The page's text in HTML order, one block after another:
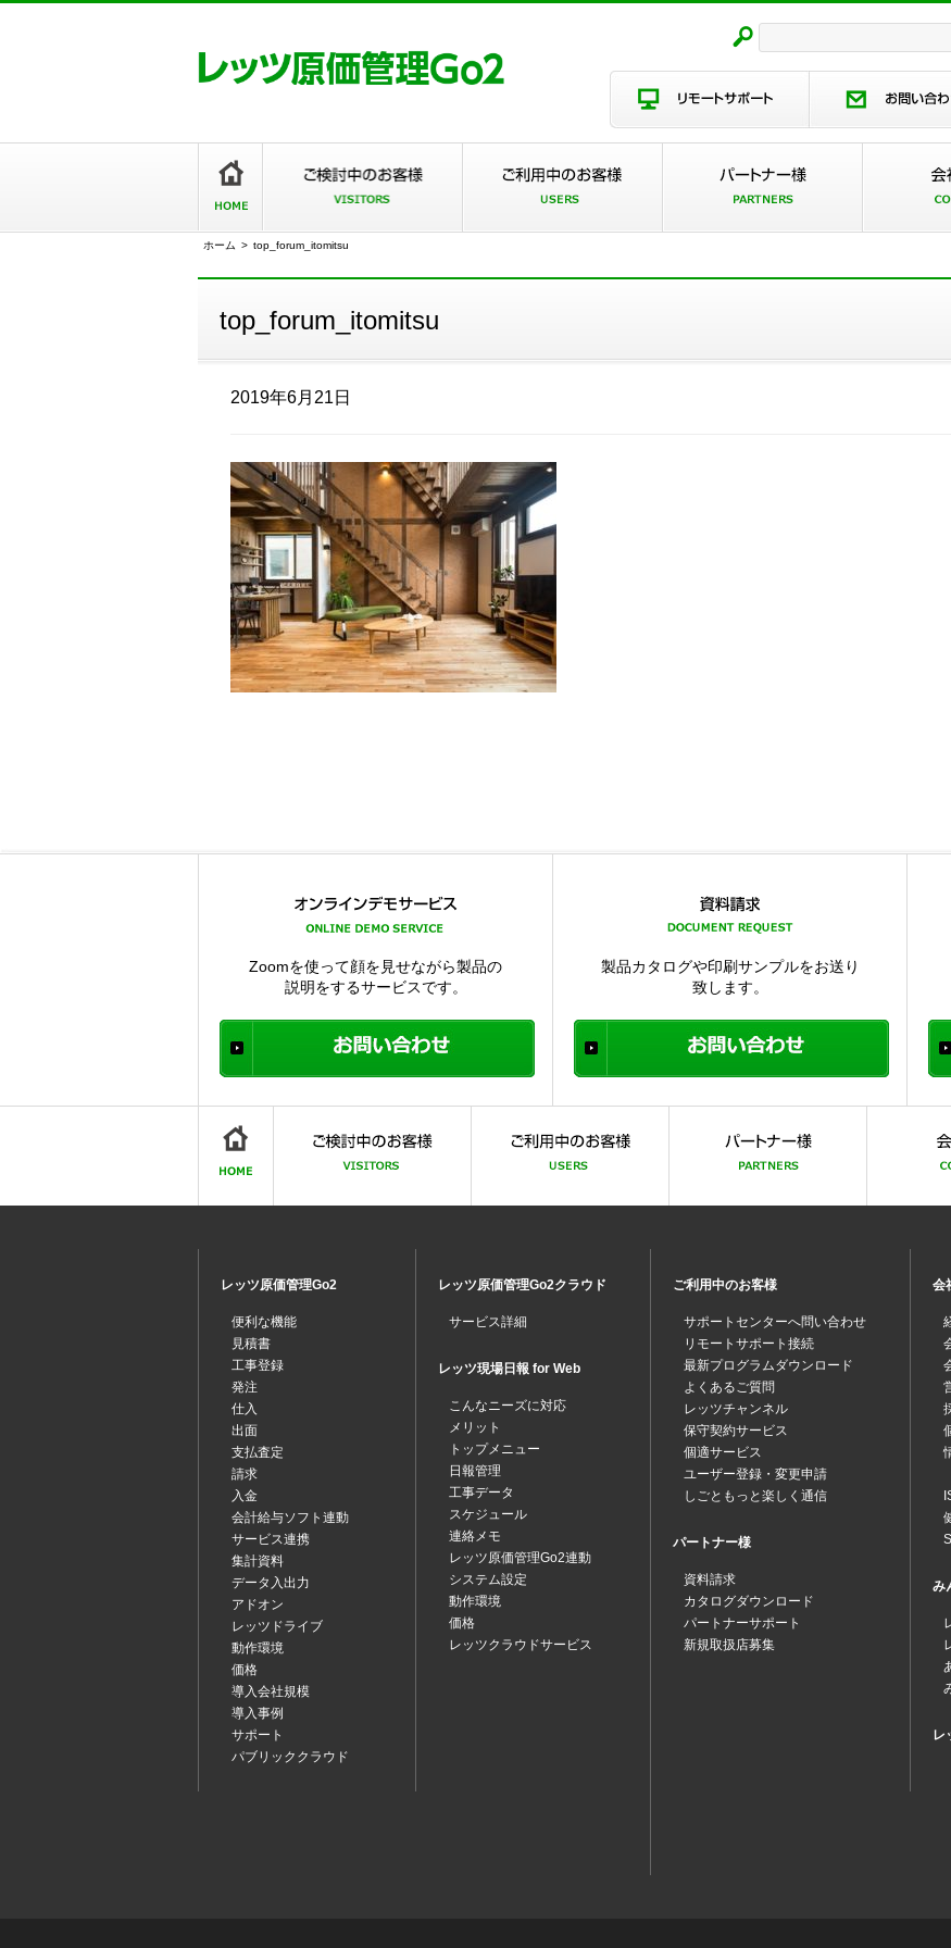
ホーム > top_forum_itomitsu
top_forum_itomitsu
2019年6月21日
Zoomを使って顔を見せながら製品の
説明をするサービスです。
製品カタログや印刷サンプルをお送り
致します。
レッツ原価管理Go2
便利な機能
見積書
工事登録
発注
仕入
出面
支払査定
請求
入金
会計給与ソフト連動
サービス連携
集計資料
データ入出力
アドオン
レッツドライブ
動作環境
価格
導入会社規模
導入事例
サポート
パブリッククラウド
レッツ原価管理Go2クラウド
サービス詳細
レッツ現場日報 for Web
こんなニーズに対応
メリット
トップメニュー
日報管理
工事データ
スケジュール
連絡メモ
レッツ原価管理Go2連動
システム設定
動作環境
価格
レッツクラウドサービス
ご利用中のお客様
サポートセンターへ問い合わせ
リモートサポート接続
最新プログラムダウンロード
よくあるご質問
レッツチャンネル
保守契約サービス
個適サービス
ユーザー登録・変更申請
しごともっと楽しく通信
パートナー様
資料請求
カタログダウンロード
パートナーサポート
新規取扱店募集
会
み
レ